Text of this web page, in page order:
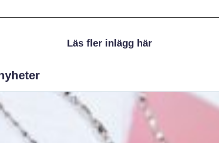
Läs fler inlägg här